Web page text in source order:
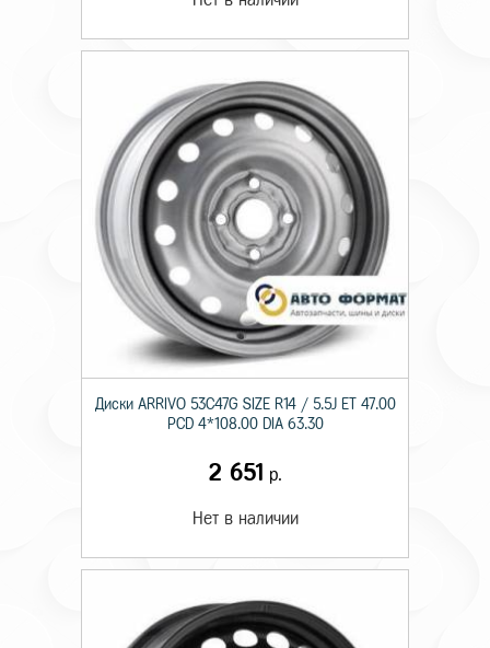
Диски ARRIVO 53C47G SIZE R14 / 5.5J ET 47.00
PCD 4*108.00 DIA 63.30
2 651 р.
Нет в наличии